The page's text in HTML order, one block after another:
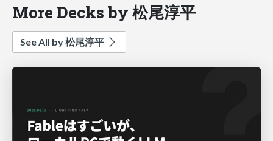
More Decks by 松尾淳平
See All by 松尾淳平